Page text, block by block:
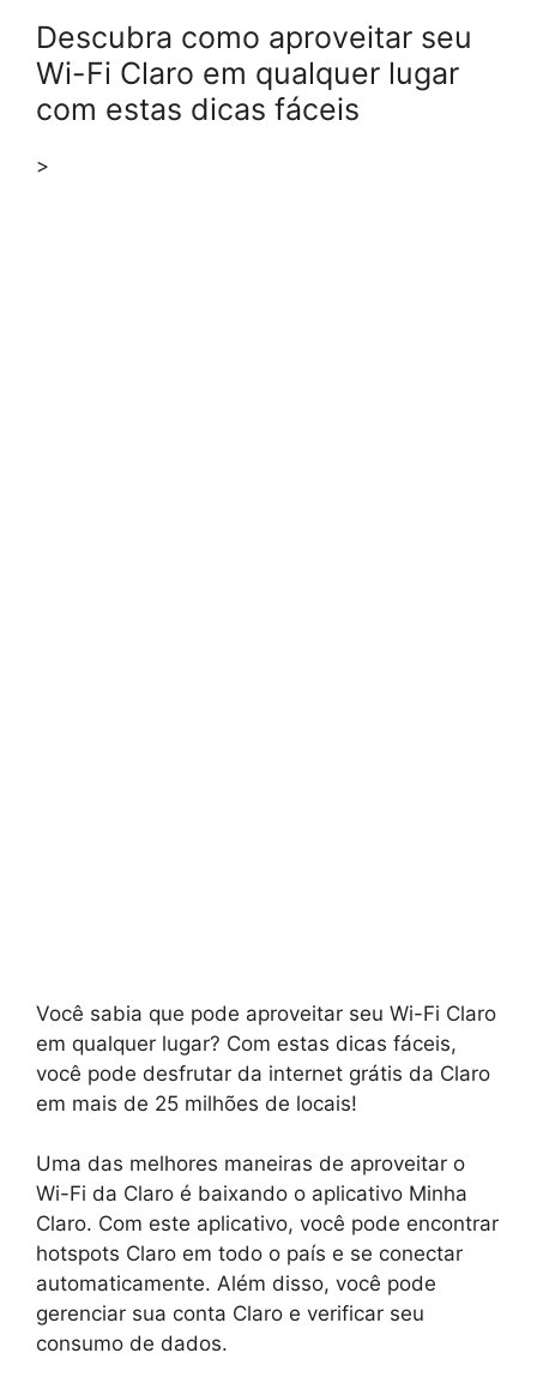
Descubra como aproveitar seu
Wi-Fi Claro em qualquer lugar
com estas dicas fáceis
>
Você sabia que pode aproveitar seu Wi-Fi Claro
em qualquer lugar? Com estas dicas fáceis,
você pode desfrutar da internet grátis da Claro
em mais de 25 milhões de locais!
Uma das melhores maneiras de aproveitar o
Wi-Fi da Claro é baixando o aplicativo Minha
Claro. Com este aplicativo, você pode encontrar
hotspots Claro em todo o país e se conectar
automaticamente. Além disso, você pode
gerenciar sua conta Claro e verificar seu
consumo de dados.